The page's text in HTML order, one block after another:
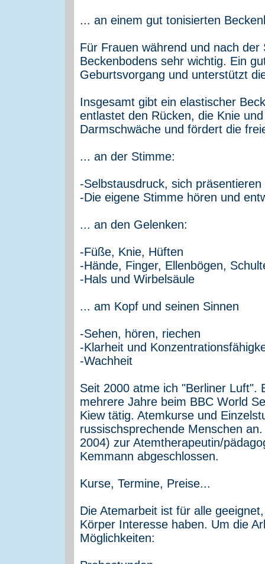
... an einem gut tonisierten
Für Frauen während und nach
Beckenbodens sehr wichtig. Ein
Geburtsvorgang und unterstützt
Insgesamt gibt ein elastischer
entlastet den Rücken, die Knie
Darmschwäche und fördert die
... an der Stimme:
-Selbstausdruck, sich präsentieren
-Die eigene Stimme hören und
... an den Gelenken:
-Füße, Knie, Hüften
-Hände, Finger, Ellenbögen,
-Hals und Wirbelsäule
... am Kopf und seinen Sinnen
-­Sehen, hören, riechen
-Klarheit und
-Wachheit
Seit 2000 atme ich "Berliner Luft".
mehrere Jahre beim BBC World
Kiew tätig. Atemkurse und
russischsprechende Menschen
2004) zur Atemtherapeutin/
Kemmann abgeschlossen.
Kurse, Termine, Preise...
Die Atemarbeit ist für alle
Körper Interesse haben. Um die
Möglichkeiten: